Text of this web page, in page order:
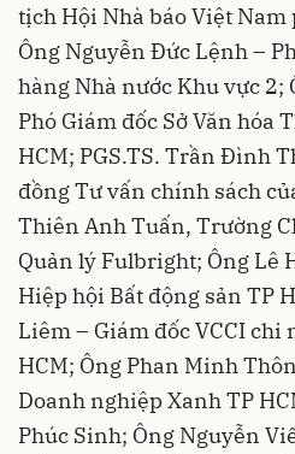
tịch Hội Nhà báo Việt
Ông Nguyễn Đức Lệnh –
hàng Nhà nước Khu vực 2;
Phó Giám đốc Sở Văn hóa
HCM; PGS.TS. Trần Đình
đồng Tư vấn chính sách
Thiên Anh Tuấn, Trường
Quản lý Fulbright; Ông Lê
Hiệp hội Bất động sản TP
Liêm – Giám đốc VCCI chi
HCM; Ông Phan Minh
Doanh nghiệp Xanh TP
Phúc Sinh; Ông Nguyễn